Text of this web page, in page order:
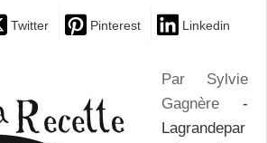
Twitter Pinterest Linkedin
Par Sylvie
Gagnère -
Lagrandepar